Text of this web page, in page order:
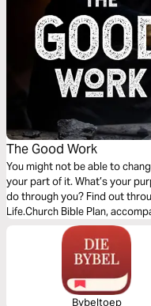
The Good Work
You might not be able to
your part of it. What’s your
do through you? Find out
Life.Church Bible Plan,
series, The Good Work.
Bybeltoep